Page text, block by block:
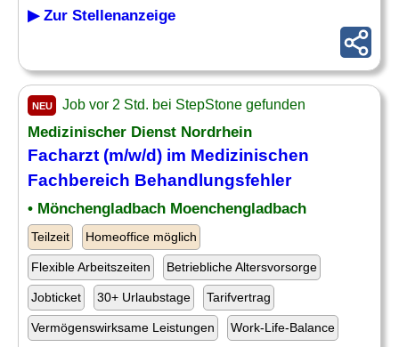
▶ Zur Stellenanzeige
NEU Job vor 2 Std. bei StepStone gefunden
Medizinischer Dienst Nordrhein
Facharzt (m/w/d) im Medizinischen
Fachbereich Behandlungsfehler
• Mönchengladbach Moenchengladbach
Teilzeit Homeoffice möglich
Flexible Arbeitszeiten Betriebliche Altersvorsorge
Jobticket 30+ Urlaubstage Tarifvertrag
Vermögenswirksame Leistungen Work-Life-Balance